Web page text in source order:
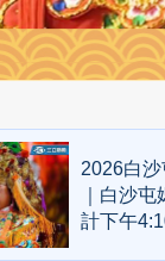
2026白
｜白沙屯
計下午